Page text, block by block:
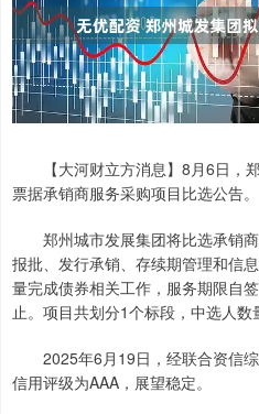
【大河财立方消息】8月6日，
票据承销商服务采购项目比选公告。
郑州城市发展集团将比选承销商
报批、发行承销、存续期管理和信
量完成债券相关工作，服务期限自
止。项目共划分1个标段，中选人数
2025年6月19日，经联合资信综
信用评级为AAA，展望稳定。